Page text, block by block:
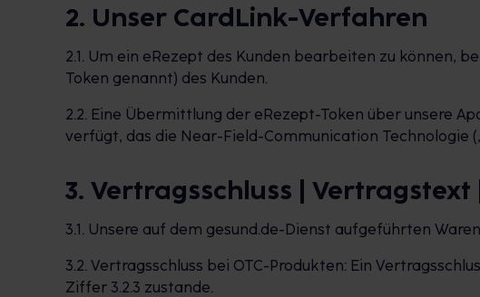
2. Unser CardLink-Verfahren
2.1. Um ein eRezept des Kunden bearbeiten zu können,
Token genannt) des Kunden.
2.2. Eine Übermittlung der eRezept-Token über unsere
verfügt, das die Near-Field-Communication Technologie
3. Vertragsschluss |
3.1. Unsere auf dem gesund.de-Dienst aufgeführten
3.2. Vertragsschluss bei OTC-Produkten: Ein
Ziffer 3.2.3 zustande.